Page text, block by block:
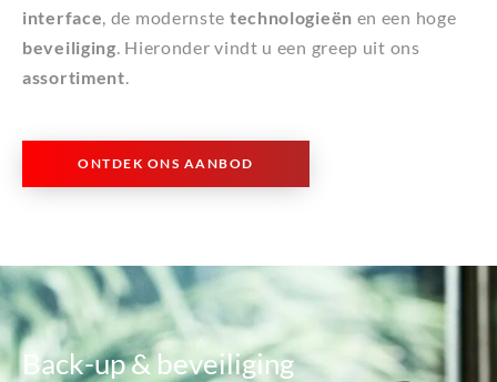
interface , de modernste technologieën en een hoge
beveiliging . Hieronder vindt u een greep uit ons
assortiment
ONTDEK ONS AANBOD
Back-up & beveiliging